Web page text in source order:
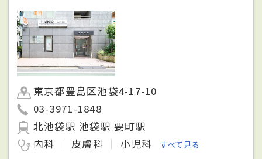
東京都豊島区池袋4-17-10
03-3971-1848
北池袋駅 池袋駅 要町駅
内科
皮膚科 小児科 すべて見る